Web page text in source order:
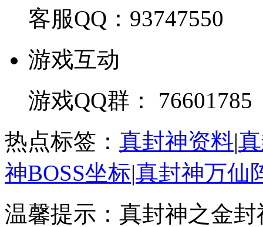
客服QQ：93747550
游戏互动
游戏QQ群： 76601785
热点标签： 真封神资料|
神BOSS坐标|真封神万仙
温馨提示：真封神之金